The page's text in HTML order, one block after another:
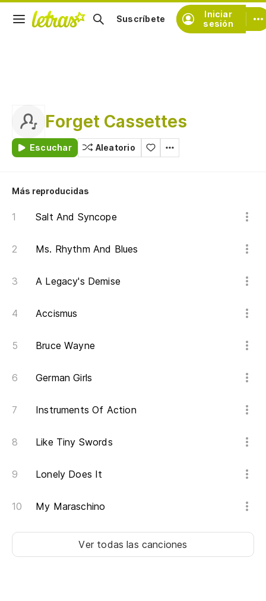
Iniciar
sesión
Suscríbete
Forget Cassettes
Escuchar Aleatorio
Más reproducidas
Salt And Syncope
Ms. Rhythm And Blues
A Legacy's Demise
Accismus
Bruce Wayne
German Girls
Instruments Of Action
Like Tiny Swords
Lonely Does It
My Maraschino
Ver todas las canciones